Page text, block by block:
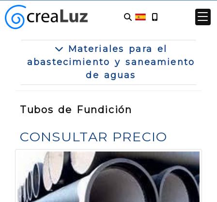
Materiales para el
abastecimiento y saneamiento
de aguas
Tubos de Fundición
CONSULTAR PRECIO